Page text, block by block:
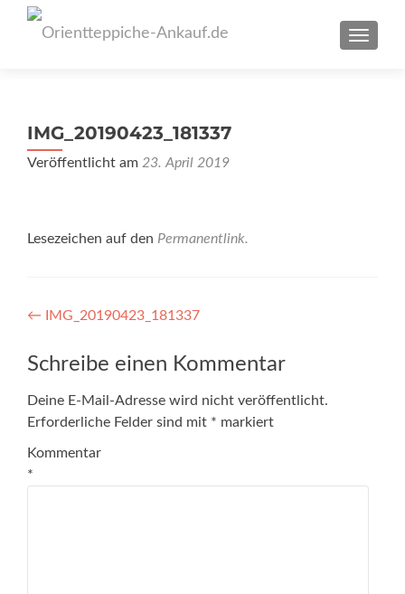
IMG_20190423_181337
Veröffentlicht am 23. April 2019
Lesezeichen auf den Permanentlink.
Artikel-
Navigation
← IMG_20190423_181337
Schreibe einen Kommentar
Deine E-Mail-Adresse wird nicht veröffentlicht.
Erforderliche Felder sind mit * markiert
Kommentar
*